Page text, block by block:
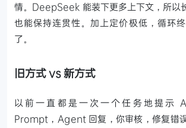
情。DeepSeek 能装下更多上下文，所以
也能保持连贯性。加上定价极低，循环
了。
旧方式 vs 新方式
以前一直都是一次一个任务地提示
Prompt，Agent 回复，你审核，修复错误